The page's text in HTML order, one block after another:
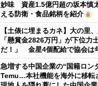
妙味 資産1.5億円超の坂本慎
える防衛・食品銘柄を紹介
【土俵に埋まるカネ】大の里
「懸賞金2826万円」が下位力
だ！」 金星4個配給で協会は
急増する中国企業の“国籍ロ
Temu…本社機能を海外に移転